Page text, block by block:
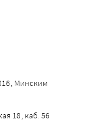
Минским
18, каб. 56